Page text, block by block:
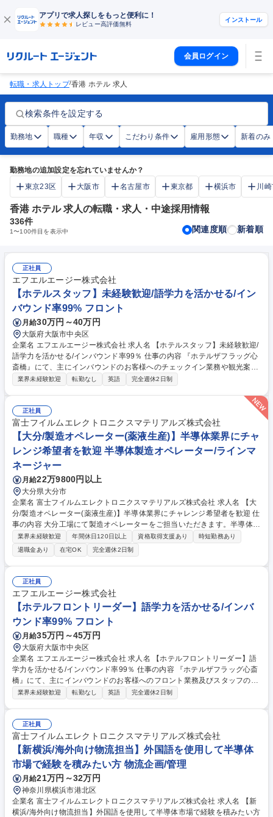
アプリで求人探しをもっと便利に！
レビュー高評価無料
インストール
会員ログイン
転職・求人トップ/香港 ホテル 求人
検索条件を設定する
勤務地 職種 年収 こだわり条件 雇用形態 新着のみ
勤務地の追加設定を忘れていませんか？
東京23区
大阪市 名古屋市 東京都 横浜市 川
香港 ホテル 求人の転職・求人・中途採用情報
336件
1〜100件目を表示中 関連度順 新着順
正社員
エフエルエージー株式会社
【ホテルスタッフ】未経験歓迎/語学力を活かせる/イン
バウンド率99% フロント
月給30万円～40万円
大阪府大阪市中央区
企業名 エフエルエージー株式会社 求人名 【ホテルスタッフ】未経験歓迎/
語学力を活かせる/インバウンド率99％ 仕事の内容 『ホテルザフラッグ心
斎橋』にて、主にインバウンドのお客様へのチェックイン業務や観光案
内、予約変更の相談など、多岐にわたる業務をお任せします。情報共有レ
ウトや道案内・観光案内などのサービス ■ゲストの意見を反映したサービ
ス改善、マーケティング提案 ■電話やメールでの新規予約、変更 ■他部署
を巻き込んだゲストへのサービス提供 など 1日の宿泊人数の上限を設け、
深く丁寧にゲストと向き合うインバウンド率99%のホテルです。スタッフ
全員が英語対応可能、フランス語・中国語・ドイツ語・広東語の多言語対
応をしています。 募集職種 【ホテルスタッフ】未経験歓迎/語学力を活か
せる/インバウンド率99％
業界未経験歓迎 転勤なし 英語 完全週休2日制
正社員
富士フイルムエレクトロニクスマテリアルズ株式会社
【大分/製造オペレーター(薬液生産)】半導体業界にチャ
レンジ希望者を歓迎 半導体製造オペレーター/ラインマ
ネージャー
月給22万9800円以上
大分県大分市
企業名 富士フイルムエレクトロニクスマテリアルズ株式会社 求人名 【大
分/製造オペレーター(薬液生産)】半導体業界にチャレンジ希望者を歓迎 仕
事の内容 大分工場にて製造オペレーターをご担当いただきます。半導体の
製造に欠かせない薬液（p-CMPクリーナー）の生産業務(調合、充填、出
荷)を中心に従事いただきます。ご入社後はOJTを中心に業務を習得できる
環境です。 【業務の魅力】半導体の最先端メーカーとの取引が多い事で、
最先端の業務に携われる。 【特徴】富士フイルムグループである当社は、
フォトレジストやCMPスラリーなど半導体製造工程で使用されるプロセス
材料や半導体材料のカラーレジストを製造、販売しております。日本やア
ジア拠点に加え、米国や欧州など全世界に広大な開発・製造基板・販売網
を保有しております。 募集職種 【大分/製造オペレーター(薬液生産)】半
導体業界にチャレンジ希望者を歓迎
業界未経験歓迎 年間休日120日以上 資格取得支援あり
時短勤務あり
退職金あり
在宅OK 完全週休2日制
正社員
エフエルエージー株式会社
【ホテルフロントリーダー】語学力を活かせる/インバ
ウンド率99% フロント
月給35万円～45万円
大阪府大阪市中央区
企業名 エフエルエージー株式会社 求人名 【ホテルフロントリーダー】語
学力を活かせる/インバウンド率99％ 仕事の内容 『ホテルザフラッグ心斎
橋』にて、主にインバウンドのお客様へのフロント業務及びスタッフの教
育等のリーダー業務をお任せします。 ★トリップアドバイザーで大阪2位
応 等 1日の宿泊人数の上限を設け、深く丁寧にゲストと向き合うインバウ
ンド率99%のホテルです。スタッフ全員が英語対応可能、フランス語・中
国語・ドイツ語・広東語の多言語対応をしています。 募集職種 【ホテル
フロントリーダー】語学力を活かせる/インバウンド率99％
業界未経験歓迎 転勤なし 英語 完全週休2日制
正社員
富士フイルムエレクトロニクスマテリアルズ株式会社
【新横浜/海外向け物流担当】外国語を使用して半導体
市場で経験を積みたい方 物流企画/管理
月給21万円～32万円
神奈川県横浜市港北区
企業名 富士フイルムエレクトロニクスマテリアルズ株式会社 求人名 【新
横浜/海外向け物流担当】外国語を使用して半導体市場で経験を積みたい方